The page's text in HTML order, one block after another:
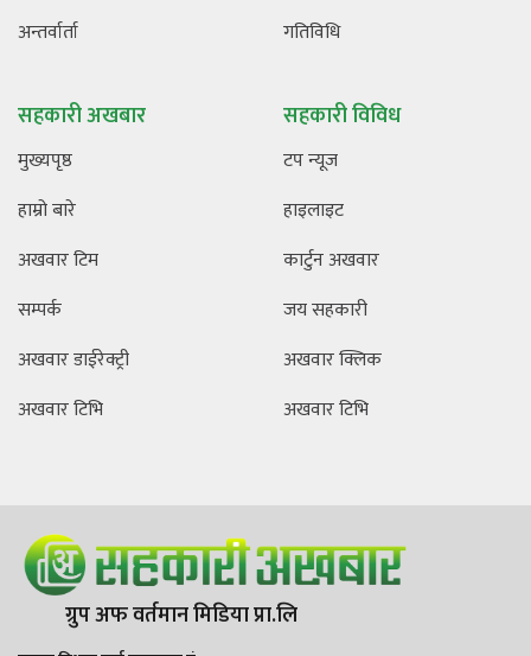
अन्तर्वार्ता
गतिविधि
सहकारी अखबार
मुख्यपृष्ठ
हाम्रो बारे
अखवार टिम
सम्पर्क
अखवार डाईरेक्ट्री
अखवार टिभि
सहकारी विविध
टप न्यूज
हाइलाइट
कार्टुन अखवार
जय सहकारी
अखवार क्लिक
अखवार टिभि
ग्रुप अफ वर्तमान मिडिया प्रा.लि